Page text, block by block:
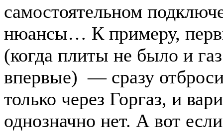
самостоятельном
нюансы… К примеру,
(когда плиты не было и
впервые) — сразу
только через Горгаз, и
однозначно нет. А вот